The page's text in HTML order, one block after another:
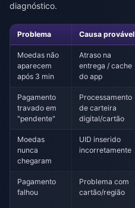
diagnóstico.
Problema Causa provável
Moedas não
aparecem
após 3 min
Atraso na
entrega / cache
do app
Pagamento
travado em
"pendente"
Processamento
de carteira
digital/cartão
Moedas
nunca
chegaram
UID inserido
incorretamente
Pagamento
falhou
Problema com
cartão/região